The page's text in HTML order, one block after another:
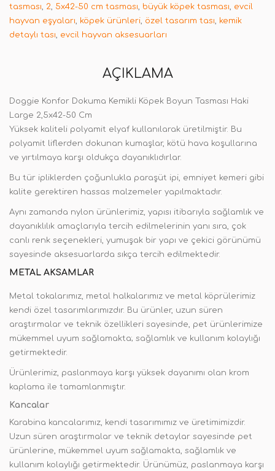
tasması, 2, 5x42-50 cm tasması, büyük köpek tasması, evcil
hayvan eşyaları, köpek ürünleri, özel tasarım tası, kemik
detaylı tası, evcil hayvan aksesuarları
AÇIKLAMA
Doggie Konfor Dokuma Kemikli Köpek Boyun Tasması Haki
Large 2,5x42-50 Cm
Yüksek kaliteli polyamit elyaf kullanılarak üretilmiştir. Bu
polyamit liflerden dokunan kumaşlar, kötü hava koşullarına
ve yırtılmaya karşı oldukça dayanıklıdırlar.
Bu tür ipliklerden çoğunlukla paraşüt ipi, emniyet kemeri gibi
kalite gerektiren hassas malzemeler yapılmaktadır.
Aynı zamanda nylon ürünlerimiz, yapısı itibarıyla sağlamlık ve
dayanıklılık amaçlarıyla tercih edilmelerinin yanı sıra, çok
canlı renk seçenekleri, yumuşak bir yapı ve çekici görünümü
sayesinde aksesuarlarda sıkça tercih edilmektedir.
METAL AKSAMLAR
Metal tokalarımız, metal halkalarımız ve metal köprülerimiz
kendi özel tasarımlarımızdır. Bu ürünler, uzun süren
araştırmalar ve teknik özellikleri sayesinde, pet ürünlerimize
mükemmel uyum sağlamakta; sağlamlık ve kullanım kolaylığı
getirmektedir.
Ürünlerimiz, paslanmaya karşı yüksek dayanımı olan krom
kaplama ile tamamlanmıştır.
Kancalar
Karabina kancalarımız, kendi tasarımımız ve üretimimizdir.
Uzun süren araştırmalar ve teknik detaylar sayesinde pet
ürünlerine, mükemmel uyum sağlamakta, sağlamlık ve
kullanım kolaylığı getirmektedir. Ürünümüz, paslanmaya karşı